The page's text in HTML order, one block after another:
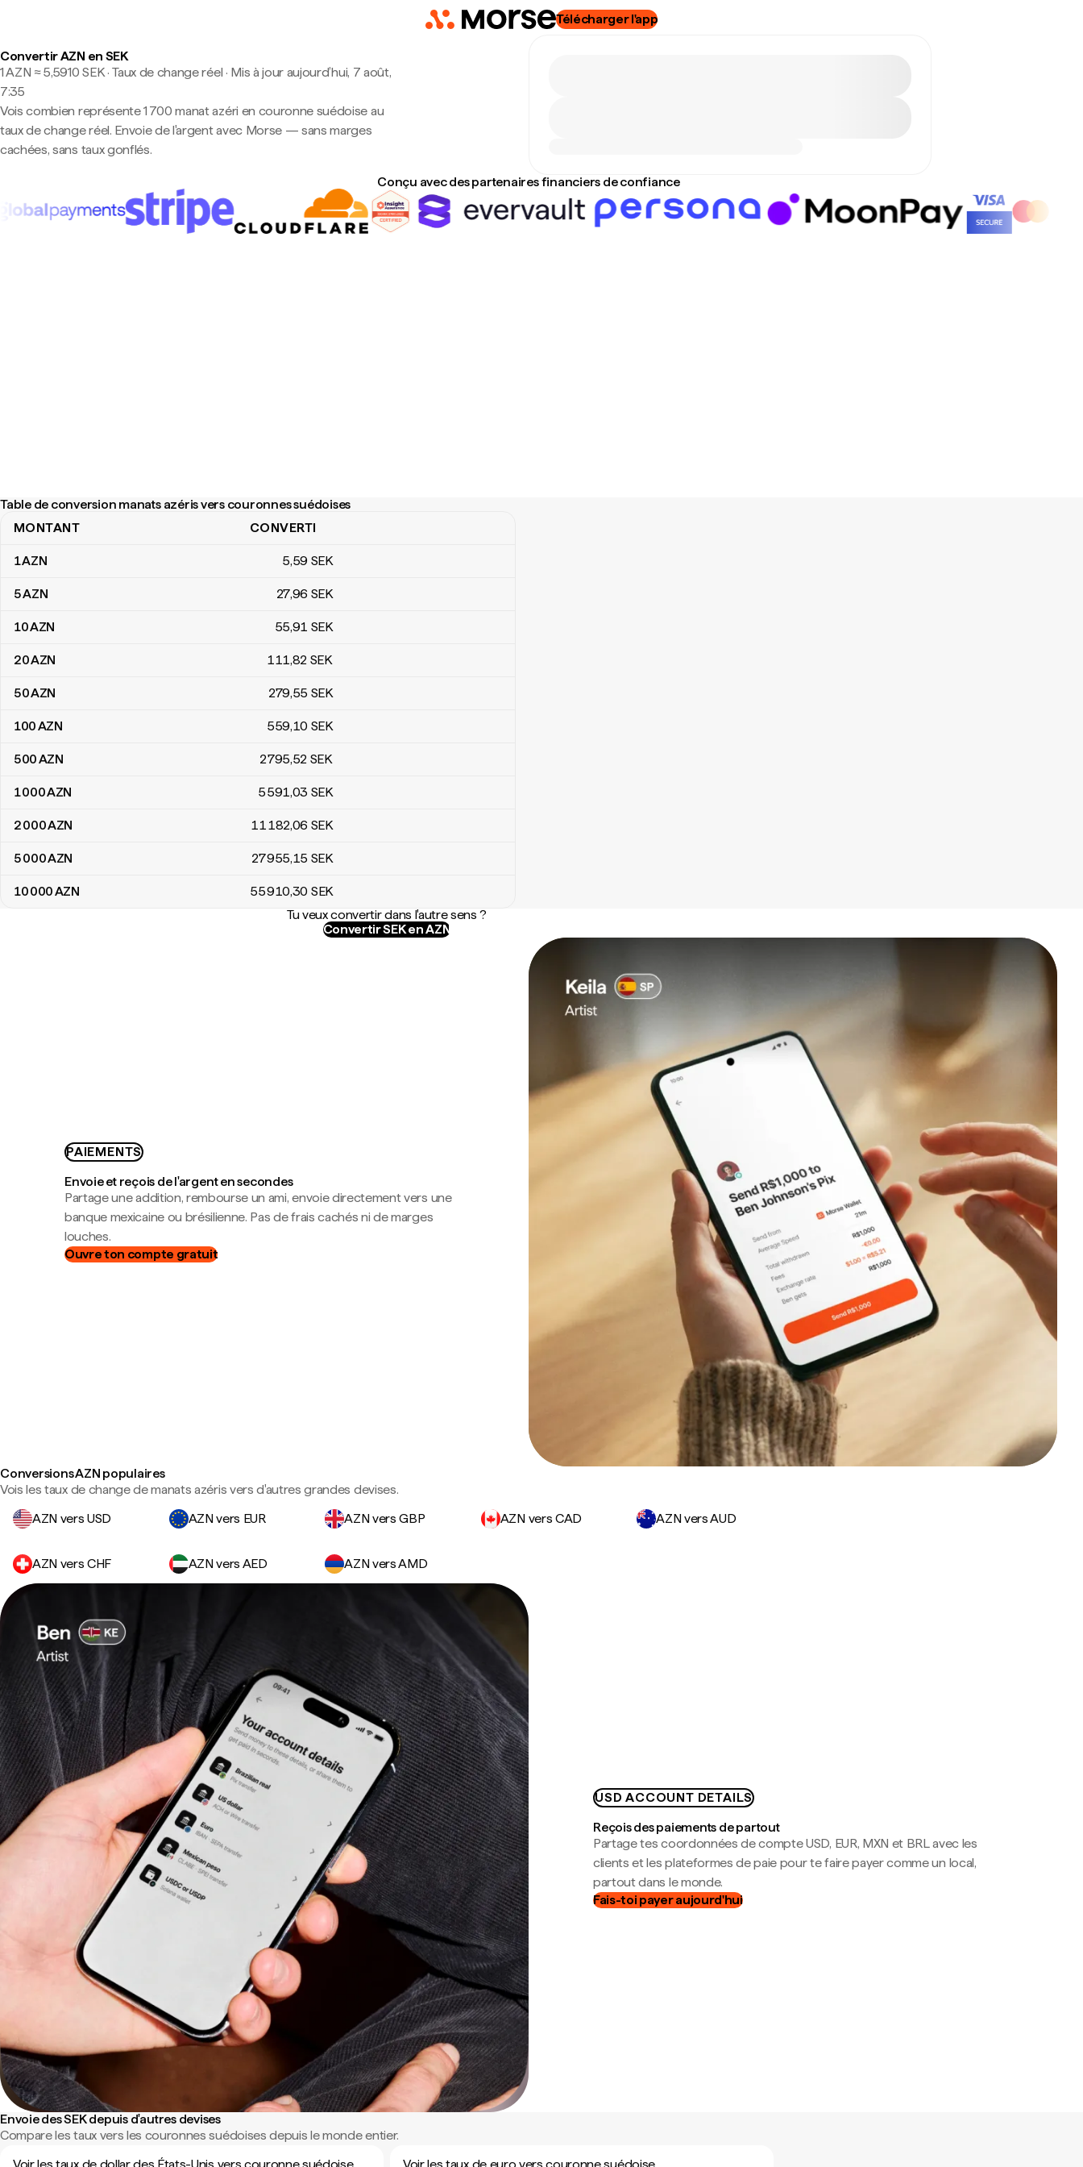
Télécharger l'app
Convertir AZN en SEK
1 AZN ≈ 5,5910 SEK · Taux de change réel · Mis à jour aujourd’hui, 7 août,
7:35
Vois combien représente 1 700 manat azéri en couronne suédoise au
taux de change réel. Envoie de l'argent avec Morse — sans marges
cachées, sans taux gonflés.
Conçu avec des partenaires financiers de confiance
Table de conversion manats azéris vers couronnes suédoises
Table de conversion manats azéris vers couronnes suédoises
MONTANT CONVERTI
1AZN 5,59 SEK
5AZN 27,96 SEK
10AZN 55,91 SEK
20AZN 111,82 SEK
50AZN 279,55 SEK
100AZN 559,10 SEK
500AZN 2 795,52 SEK
1 000AZN 5 591,03 SEK
2 000AZN 11 182,06 SEK
5 000AZN 27 955,15 SEK
10 000AZN 55 910,30 SEK
Tu veux convertir dans l'autre sens ?
Convertir SEK en AZN
PAIEMENTS
Envoie et reçois de l'argent en secondes
Partage une addition, rembourse un ami, envoie directement vers une
banque mexicaine ou brésilienne. Pas de frais cachés ni de marges
louches.
Ouvre ton compte gratuit
Conversions AZN populaires
Vois les taux de change de manats azéris vers d'autres grandes devises.
AZN vers USD
AZN vers EUR AZN vers GBP AZN vers CAD AZN vers AUD
AZN vers CHF AZN vers AED AZN vers AMD
USD ACCOUNT DETAILS
Reçois des paiements de partout
Partage tes coordonnées de compte USD, EUR, MXN et BRL avec les
clients et les plateformes de paie pour te faire payer comme un local,
partout dans le monde.
Fais-toi payer aujourd'hui
Envoie des SEK depuis d'autres devises
Compare les taux vers les couronnes suédoises depuis le monde entier.